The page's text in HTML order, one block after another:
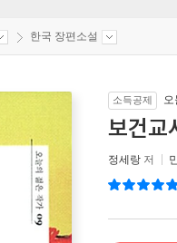
한국 장편소설
소득공제 오
보건교
정세랑 저